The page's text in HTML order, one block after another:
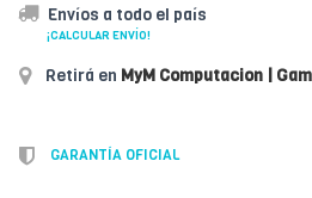
Envíos a todo el país
¡CALCULAR ENVÍO!
Retirá en MyM Computacion |
GARANTÍA OFICIAL